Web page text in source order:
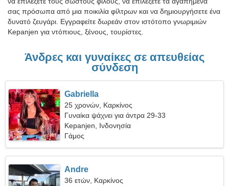
σας πρόσωπα από μια ποικιλία φίλτρων και να δημιουργήσετε ένα
δυνατό ζευγάρι. Εγγραφείτε δωρεάν στον ιστότοπο γνωριμιών
Kepanjen για ντόπιους, ξένους, τουρίστες.
Άνδρες και γυναίκες σε απευθείας
σύνδεση
Gabriella
25 χρονών, Καρκίνος
Γυναίκα ψάχνει για άντρα 29-33
Kepanjen, Ινδονησία
Γάμος
Andre
36 ετών, Καρκίνος